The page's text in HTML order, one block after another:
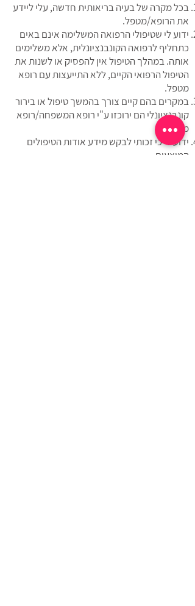
בכל מקרה של בעיה בריאותית חדשה, עלי ליידע
את הרופא/מטפל.
ידוע לי שטיפולי הרפואה המשלימה אינם באים
כתחליף לרפואה הקונבנציונלית, אלא משלימים
אותה. במהלך הטיפול אין להפסיק או לשנות את
הטיפול הרפואי הקיים, ללא התייעצות עם רופא
מטפל.
במקרים בהם קיים צורך בהמשך טיפול או בירור
קונבנציונלי הם ירוכזו ע"י רופא המשפחה/רופא
מטפל.
ידוע לי כי זכותי לבקש מידע אודות הטיפולים
המוצעים.